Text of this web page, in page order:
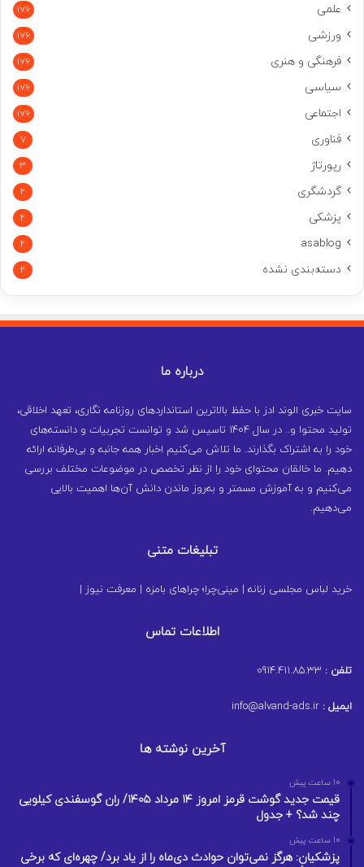
علمی 176
ورزشی 176
فرهنگی و هنری 176
سیاسی 176
اجتماعی 176
فناوری 7
رپورتاژ 3
گردشگری 2
پزشکی 2
asablog
2
دسته‌بندی نشده 2
درباره ما
سایت خبری الوند ادز با حفظ بالاترین استانداردهای روزنامه نگاری، تعهد اخلاقی،
تولید محتوا و.. در سال ۱۴۰۴ تاسیس شد و توانست تجربیات و دانسته‌های
خود را به اشتراک بگذارند. ما تلاش می‌کنیم اخبار همه جانبه و بی‌طرفانه ارائه
دهیم. ما خالقان محتوای خود را از نظر تخصص در موضوعات مختلف بررسی
می‌کنیم و به آموزش مسمتر و به‌روز ماندن دانش آن‌ها اهمیت بالایی
می‌دهیم.
تبلیغات متنی
خرید لباس مجلسی زنانه | مینی‌چرا؛ چراهای بامزه | معرفت نیوز |
اطلاعات تماس
تلفن :
ایمیل :
آخرین نوشته ها
10 ساعت پیش
قیمت جدید گوشت قرمز امروز ۱۴ مرداد ۱۴۰۵/ ران گوسفندی کیلویی
چند شد؟ + جدول
10 ساعت پیش
پزشکیان: هرگز نمی‌توان حوادث دی‌ماه را از یاد برد/ چهره‌ای که برخی